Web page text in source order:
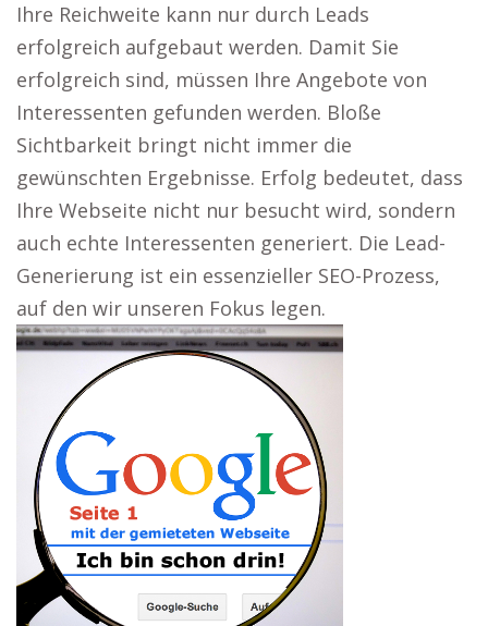
Ihre Reichweite kann nur durch Leads
erfolgreich aufgebaut werden. Damit Sie
erfolgreich sind, müssen Ihre Angebote von
Interessenten gefunden werden. Bloße
Sichtbarkeit bringt nicht immer die
gewünschten Ergebnisse. Erfolg bedeutet, dass
Ihre Webseite nicht nur besucht wird, sondern
auch echte Interessenten generiert. Die Lead-
Generierung ist ein essenzieller SEO-Prozess,
auf den wir unseren Fokus legen.